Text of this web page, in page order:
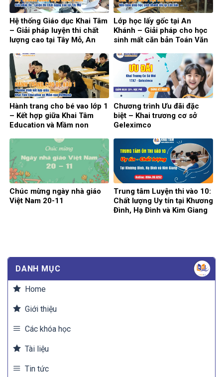
Hệ thống Giáo dục Khai Tâm
– Giải pháp luyện thi chất
lượng cao tại Tây Mỗ, An
Lớp học lấy gốc tại An
Khánh – Giải pháp cho học
sinh mất căn bản Toán Văn
Hành trang cho bé vao lớp 1
– Kết hợp giữa Khai Tâm
Education và Mầm non
Chương trình Ưu đãi đặc
biệt – Khai trương cơ sở
Geleximco
Chúc mừng ngày nhà giáo
Việt Nam 20-11
Trung tâm Luyện thi vào 10:
Chất lượng Uy tín tại Khương
Đình, Hạ Đình và Kim Giang
DANH MỤC
Home
Giới thiệu
Các khóa học
Tài liệu
Tin tức